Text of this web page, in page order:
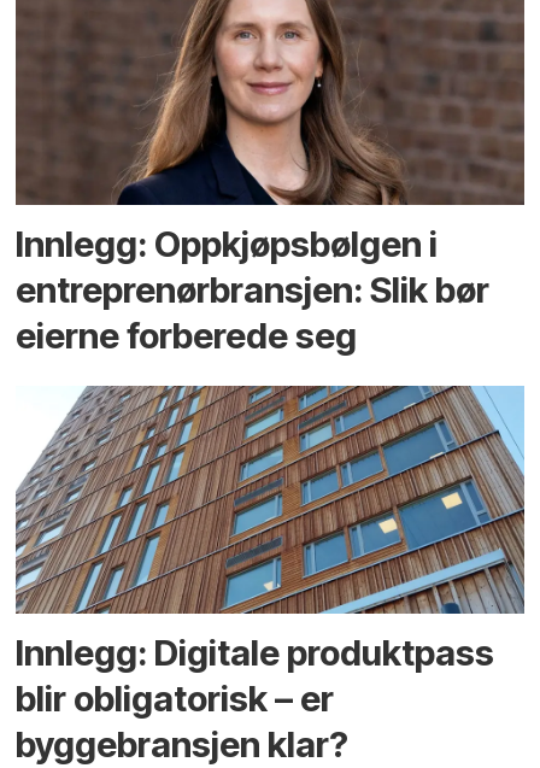
Innlegg: Oppkjøps­bølgen i
entreprenør­bransjen: Slik bør
eierne forberede seg
Innlegg: Digitale produktpass
blir obligatorisk – er
byggebransjen klar?